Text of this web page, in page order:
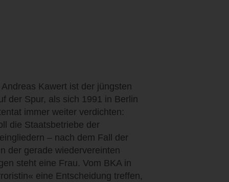
Kawert ist der jüngsten
der Spur, als sich 1991 in Berlin
immer weiter verdichten:
die Staatsbetriebe der
– nach dem Fall der
der gerade wiedervereinten
steht eine Frau. Vom BKA in
eine Entscheidung treffen,